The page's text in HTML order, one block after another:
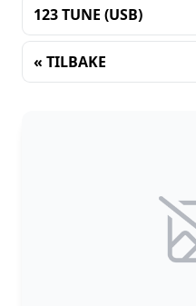
123 TUNE (USB)
« TILBAKE